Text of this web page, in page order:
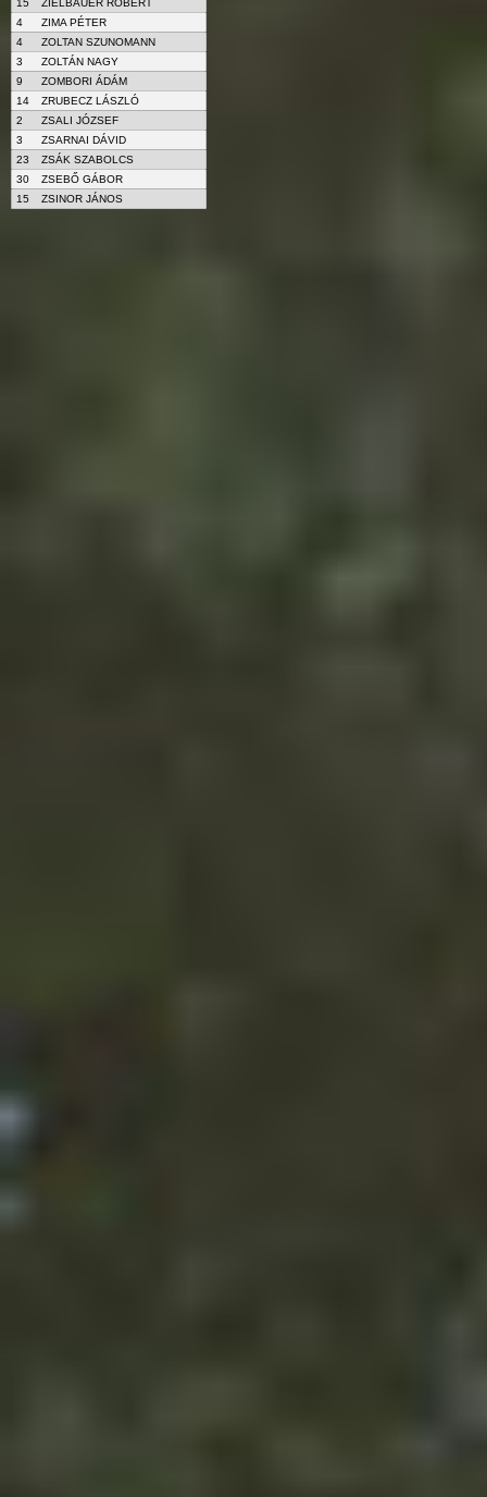
15
ZIELBAUER RÓBERT
4
ZIMA PÉTER
4
ZOLTAN SZUNOMANN
3
ZOLTÁN NAGY
9
ZOMBORI ÁDÁM
14
ZRUBECZ LÁSZLÓ
2
ZSALI JÓZSEF
3
ZSARNAI DÁVID
23
ZSÁK SZABOLCS
30
ZSEBŐ GÁBOR
15
ZSINOR JÁNOS